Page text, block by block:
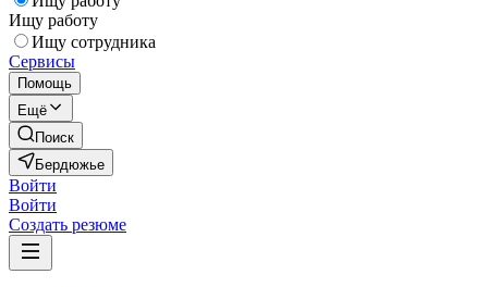
Ищу работу
Ищу сотрудника
Сервисы
Помощь
Ещё
Поиск
Бердюжье
Войти
Войти
Создать резюме